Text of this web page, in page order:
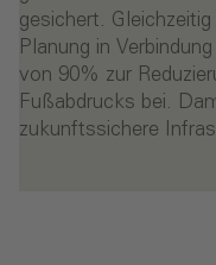
gesichert.
Planung in
von 90% zur
Fußabdrucks bei.
zukunftssichere